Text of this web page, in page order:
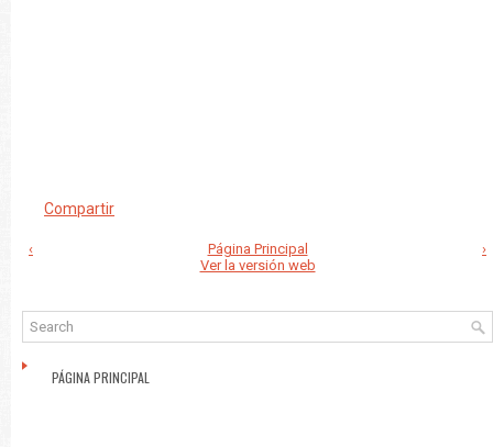
Compartir
‹ ›
Página Principal
Ver la versión web
PÁGINA PRINCIPAL